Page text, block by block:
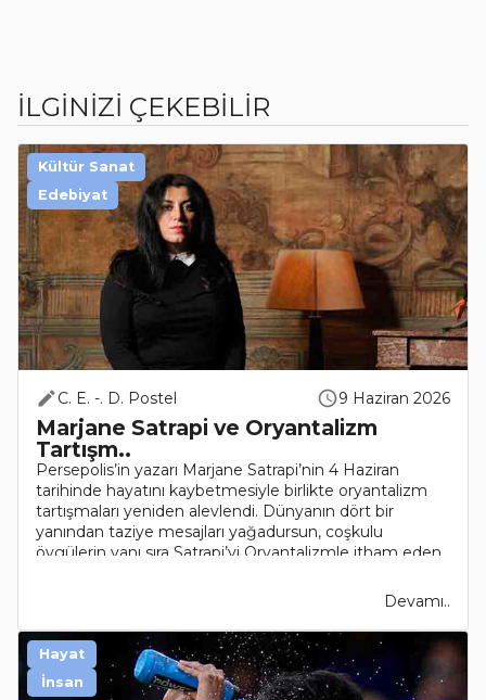
İLGİNİZİ ÇEKEBİLİR
C. E. -. D. Postel 9 Haziran 2026
Marjane Satrapi ve Oryantalizm
Tartışm..
Persepolis’in yazarı Marjane Satrapi’nin 4 Haziran
tarihinde hayatını kaybetmesiyle birlikte oryantalizm
tartışmaları yeniden alevlendi. Dünyanın dört bir
yanından taziye mesajları yağadursun, coşkulu
övgülerin yanı sıra Satrapi’yi Oryantalizmle itham eden
Devamı..
Kültür Sanat
Edebiyat
Hayat
İnsan